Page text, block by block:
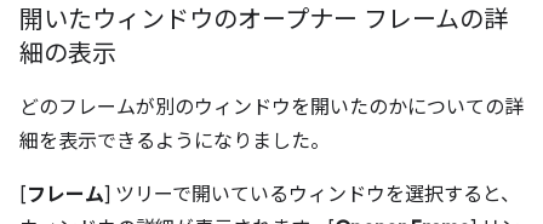
開いたウィンドウのオープナー フレームの詳
細の表示
どのフレームが別のウィンドウを開いたのかについての詳
細を表示できるようになりました。
[フレーム] ツリーで開いているウィンドウを選択すると、